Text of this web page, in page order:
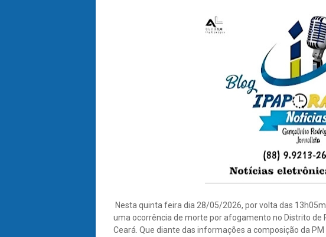
Nesta quinta feira dia 28/05/2026, por volta das
uma ocorrência de morte por afogamento no Distrito de
Ceará. Que diante das informações a composição da